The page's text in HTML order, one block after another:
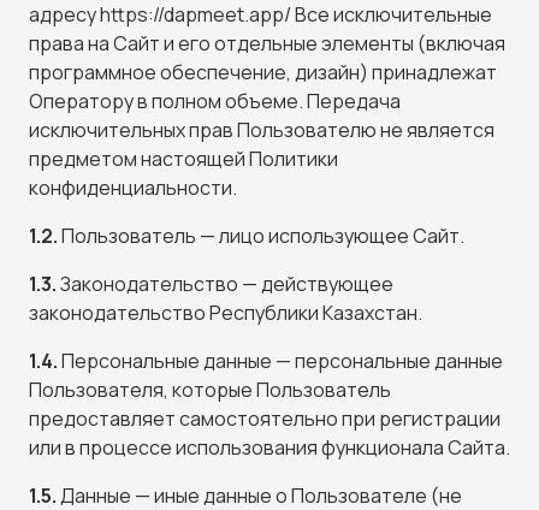
адресу https://dapmeet.app/ Все исключительные
права на Сайт и его отдельные элементы (включая
программное обеспечение, дизайн) принадлежат
Оператору в полном объеме. Передача
исключительных прав Пользователю не является
предметом настоящей Политики
конфиденциальности.
1.2.Пользователь — лицо использующее Сайт.
1.3.Законодательство — действующее
законодательство Республики Казахстан.
1.4.Персональные данные — персональные данные
Пользователя, которые Пользователь
предоставляет самостоятельно при регистрации
или в процессе использования функционала Сайта.
1.5.Данные — иные данные о Пользователе (не